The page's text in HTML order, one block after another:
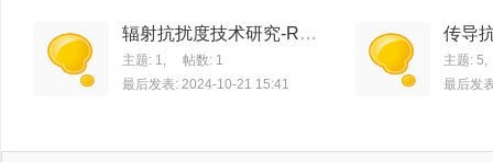
辐射抗扰度技术研究-RS
（Radiation Susceptibilit
y/Immunity）
主题: 1,
帖数: 1
最后发表: 2024-10-21 15:41
传导
（
ity/
主题: 5,
最后发